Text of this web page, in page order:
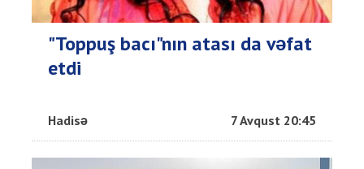
"Toppuş bacı"nın atası da vəfat
etdi
Hadisə 7 Avqust 20:45